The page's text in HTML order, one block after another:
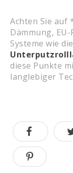
Achten Sie auf
Dämmung,
Systeme wie die
diese Punkte
langlebiger